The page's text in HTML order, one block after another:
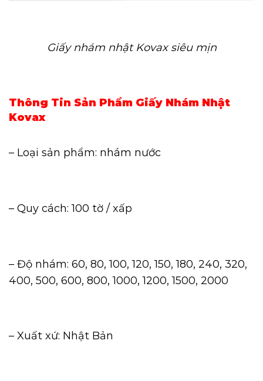
Giấy nhám nhật Kovax siêu mịn
Thông Tin Sản Phẩm Giấy Nhám Nhật
Kovax
– Loại sản phẩm: nhám nước
– Quy cách: 100 tờ / xấp
– Độ nhám: 60, 80, 100, 120, 150, 180, 240, 320,
400, 500, 600, 800, 1000, 1200, 1500, 2000
– Xuất xứ: Nhật Bản